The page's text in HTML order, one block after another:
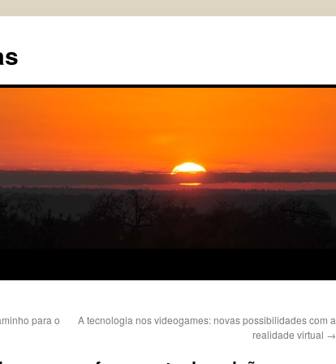
para o
A tecnologia nos videogames: novas possibilidades com a
realidade virtual →